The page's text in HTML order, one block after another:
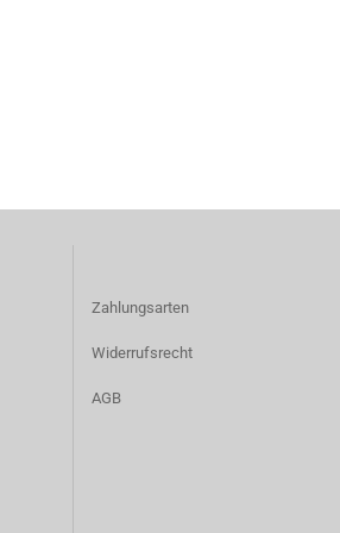
Zahlungsarten
Widerrufsrecht
AGB